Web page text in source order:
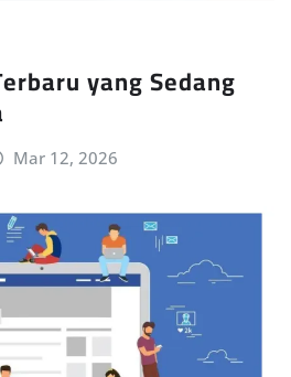
yang Sedang
Mar 12, 2026